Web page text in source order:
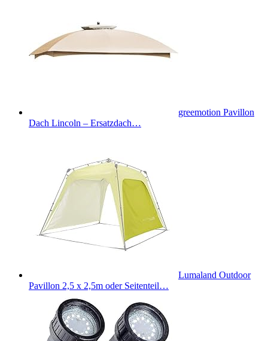
greemotion Pavillon
Dach Lincoln – Ersatzdach…
Lumaland Outdoor
Pavillon 2,5 x 2,5m oder Seitenteil…